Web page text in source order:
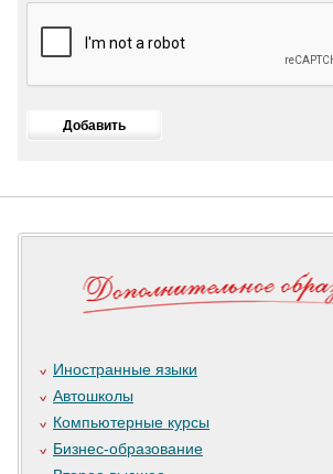
Иностранные языки
Автошколы
Компьютерные курсы
Бизнес-образование